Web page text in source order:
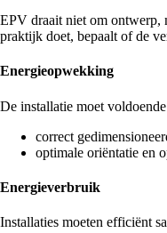
EPV draait niet om ontwerp,
praktijk doet, bepaalt of de
Energieopwekking
De installatie moet
correct
optimale oriëntatie en
Energieverbruik
Installaties moeten efficiënt